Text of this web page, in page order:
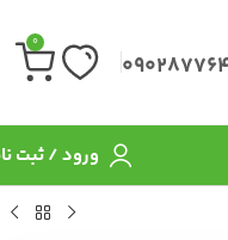
0
ورود / ثبت